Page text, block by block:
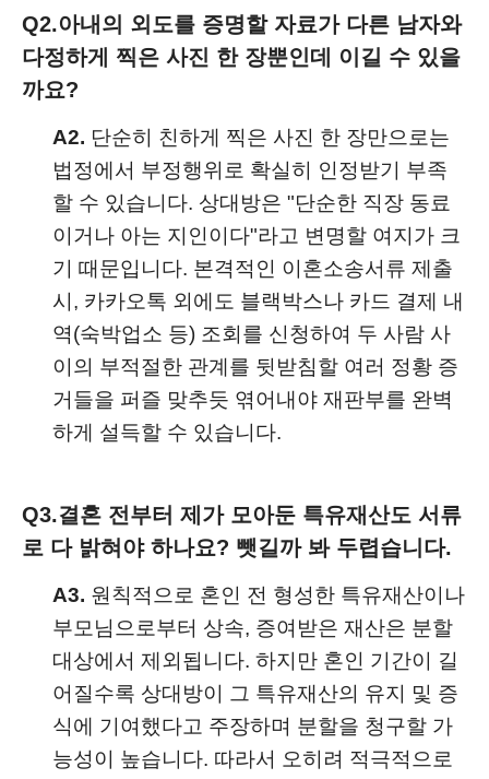
Q2.아내의 외도를 증명할 자료가 다른 남자와
다정하게 찍은 사진 한 장뿐인데 이길 수 있을
까요?
A2. 단순히 친하게 찍은 사진 한 장만으로는
법정에서 부정행위로 확실히 인정받기 부족
할 수 있습니다. 상대방은 "단순한 직장 동료
이거나 아는 지인이다"라고 변명할 여지가 크
기 때문입니다. 본격적인 이혼소송서류 제출
시, 카카오톡 외에도 블랙박스나 카드 결제 내
역(숙박업소 등) 조회를 신청하여 두 사람 사
이의 부적절한 관계를 뒷받침할 여러 정황 증
거들을 퍼즐 맞추듯 엮어내야 재판부를 완벽
하게 설득할 수 있습니다.
Q3.결혼 전부터 제가 모아둔 특유재산도 서류
로 다 밝혀야 하나요? 뺏길까 봐 두렵습니다.
A3. 원칙적으로 혼인 전 형성한 특유재산이나
부모님으로부터 상속, 증여받은 재산은 분할
대상에서 제외됩니다. 하지만 혼인 기간이 길
어질수록 상대방이 그 특유재산의 유지 및 증
식에 기여했다고 주장하며 분할을 청구할 가
능성이 높습니다. 따라서 오히려 적극적으로